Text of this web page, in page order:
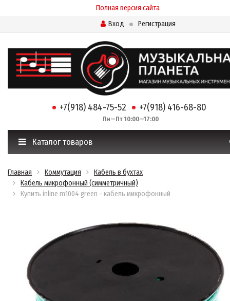
Полная версия сайта
Вход
Регистрация
+7(918) 484-75-52 +7(918) 416-68-80
Пн—Пт 10:00—17:00
Каталог товаров
Главная Коммутация
Кабель в бухтах
Кабель микрофонный (симметричный)
Купить inline m1004 green - кабель микрофонный